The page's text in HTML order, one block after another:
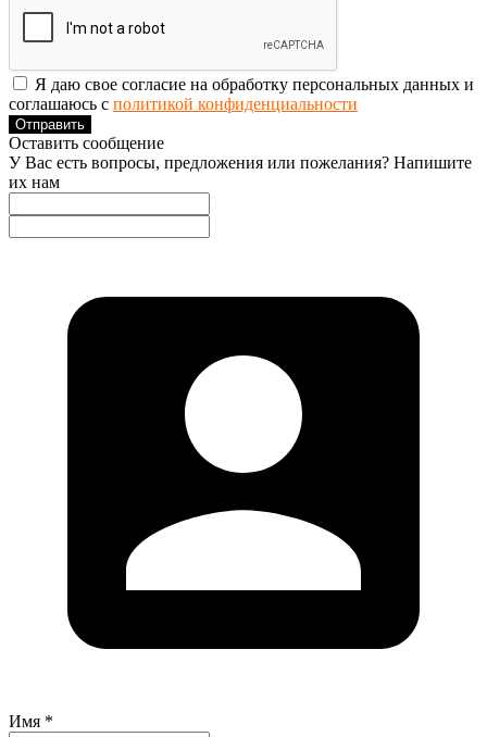
Я даю свое согласие на обработку персональных данных и
соглашаюсь с политикой конфиденциальности
Отправить
Оставить сообщение
У Вас есть вопросы, предложения или пожелания? Напишите
их нам
Имя *